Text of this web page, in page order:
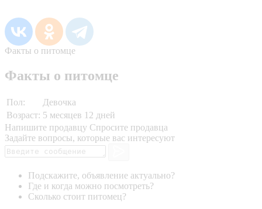
Факты о питомце
Факты о питомце
Пол:
Девочка
Возраст: 5 месяцев 12 дней
Напишите продавцу Спросите продавца
Задайте вопросы, которые вас интересуют
Подскажите, объявление актуально?
Где и когда можно посмотреть?
Сколько стоит питомец?